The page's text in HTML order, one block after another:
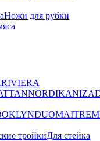
Ножи для рубки
RIVIERA
NORDIKANIZA
DUOMAITRE
тройкиДля стейка